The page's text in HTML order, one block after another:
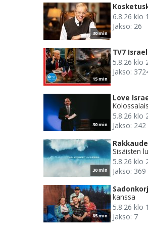
30 min
6.8.26 klo
Jakso: 26
15 min
TV7
5.8.26 klo
Jakso:
30 min
Love
5.8.26 klo
Jakso: 242
30 min
Sisäisten
5.8.26 klo
Jakso: 369
85 min
kanssa
5.8.26 klo
Jakso: 7